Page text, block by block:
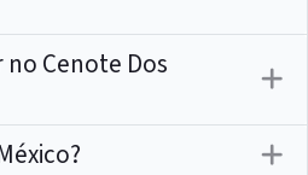
Cenote Dos